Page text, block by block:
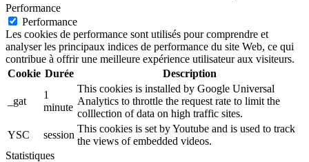
Performance
Performance
Les cookies de performance sont utilisés pour comprendre et
analyser les principaux indices de performance du site Web, ce qui
contribue à offrir une meilleure expérience utilisateur aux visiteurs.
Cookie Durée Description
_gat
1
minute
This cookies is installed by Google Universal
Analytics to throttle the request rate to limit the
colllection of data on high traffic sites.
YSC
session
This cookies is set by Youtube and is used to track
the views of embedded videos.
Statistiques